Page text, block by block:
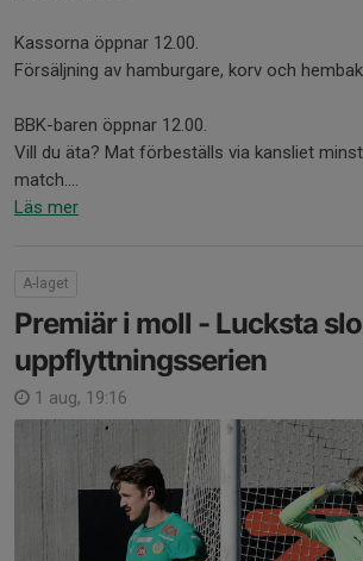
Kassorna öppnar 12.00.
Försäljning av hamburgare, korv och
BBK-baren öppnar 12.00.
Vill du äta? Mat förbeställs via kansliet
match....
Läs mer
A-laget
Premiär i moll - Lucksta
uppflyttningsserien
1 aug, 19:16